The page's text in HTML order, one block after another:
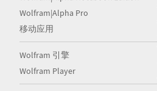
Wolfram|Alpha Pro
移动应用
Wolfram 引擎
Wolfram Player